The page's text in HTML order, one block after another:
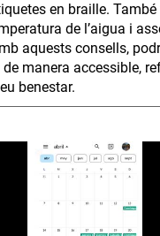
en braille. També
de l’aigua i
aquests consells,
manera accessible,
benestar.